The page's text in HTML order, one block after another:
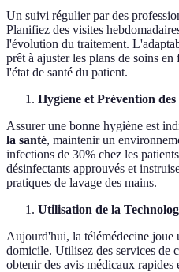
Un suivi régulier par des
Planifiez des visites
l'évolution du traitement.
prêt à ajuster les plans de soins
l'état de santé du patient.
Hygiene et Prévention
Assurer une bonne hygiène est
la santé, maintenir un
infections de 30% chez les
désinfectants approuvés et
pratiques de lavage des mains.
Utilisation de la
Aujourd'hui, la télémédecine joue
domicile. Utilisez des services de
obtenir des avis médicaux